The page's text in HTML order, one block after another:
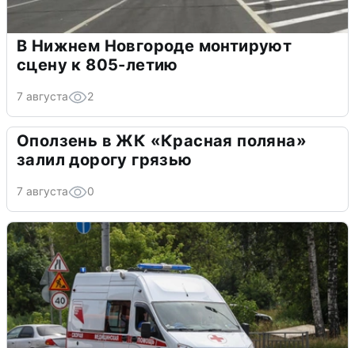
В Нижнем Новгороде монтируют
сцену к 805-летию
7 августа 2
Оползень в ЖК «Красная поляна»
залил дорогу грязью
7 августа 0